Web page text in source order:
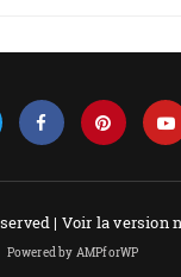
| Voir la version
Powered by AMPforWP